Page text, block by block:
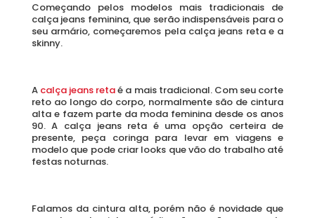
Começando pelos modelos mais tradicionais de
calça jeans feminina, que serão indispensáveis para o
seu armário, começaremos pela calça jeans reta e a
skinny.
A calça jeans reta é a mais tradicional. Com seu corte
reto ao longo do corpo, normalmente são de cintura
alta e fazem parte da moda feminina desde os anos
90. A calça jeans reta é uma opção certeira de
presente, peça coringa para levar em viagens e
modelo que pode criar looks que vão do trabalho até
festas noturnas.
Falamos da cintura alta, porém não é novidade que